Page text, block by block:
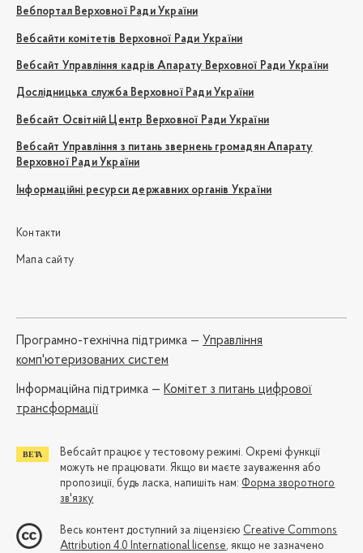
Вебпортал Верховної Ради України
Вебсайти комітетів Верховної Ради України
Вебсайт Управління кадрів Апарату Верховної Ради України
Дослідницька служба Верховної Ради України
Вебсайт Освітній Центр Верховної Ради України
Вебсайт Управління з питань звернень громадян Апарату
Верховної Ради України
Інформаційні ресурси державних органів України
Контакти
Мапа сайту
Програмно-технічна підтримка — Управління
комп'ютеризованих систем
Iнформаційна підтримка — Комітет з питань цифрової
трансформації
Вебсайт працює у тестовому режимі. Окремі функції
можуть не працювати. Якщо ви маєте зауваження або
пропозиції, будь ласка, напишіть нам: Форма зворотного
зв'язку
Весь контент доступний за ліцензією Creative Commons
Attribution 4.0 International license, якщо не зазначено